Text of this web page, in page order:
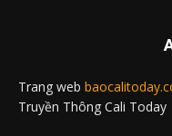
Trang web
Truyền Thông Cali Today